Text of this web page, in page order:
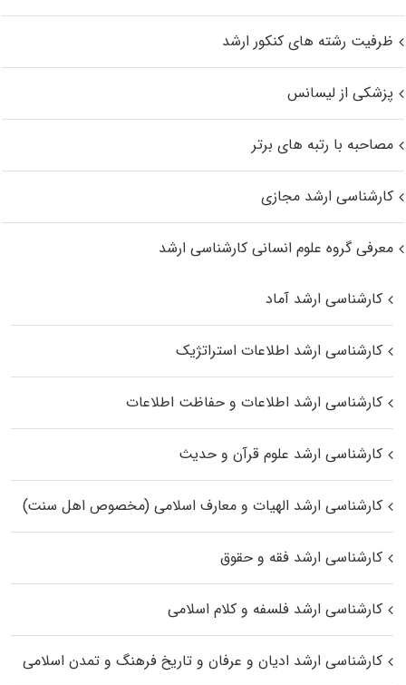
ظرفیت رشته های کنکور ارشد
پزشکی از لیسانس
مصاحبه با رتبه های برتر
کارشناسی ارشد مجازی
معرفی گروه علوم انسانی کارشناسی ارشد
کارشناسی ارشد آماد
کارشناسی ارشد اطلاعات استراتژیک
کارشناسی ارشد اطلاعات و حفاظت اطلاعات
کارشناسی ارشد علوم قرآن و حدیث
کارشناسی ارشد الهیات و معارف اسلامی (مخصوص اهل سنت)
کارشناسی ارشد فقه و حقوق
کارشناسی ارشد فلسفه و کلام اسلامی
کارشناسی ارشد ادیان و عرفان و تاریخ فرهنگ و تمدن اسلامی